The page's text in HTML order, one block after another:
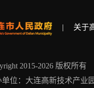
| 关于
2015-2026 版权所有
单位：大连高新技术产业